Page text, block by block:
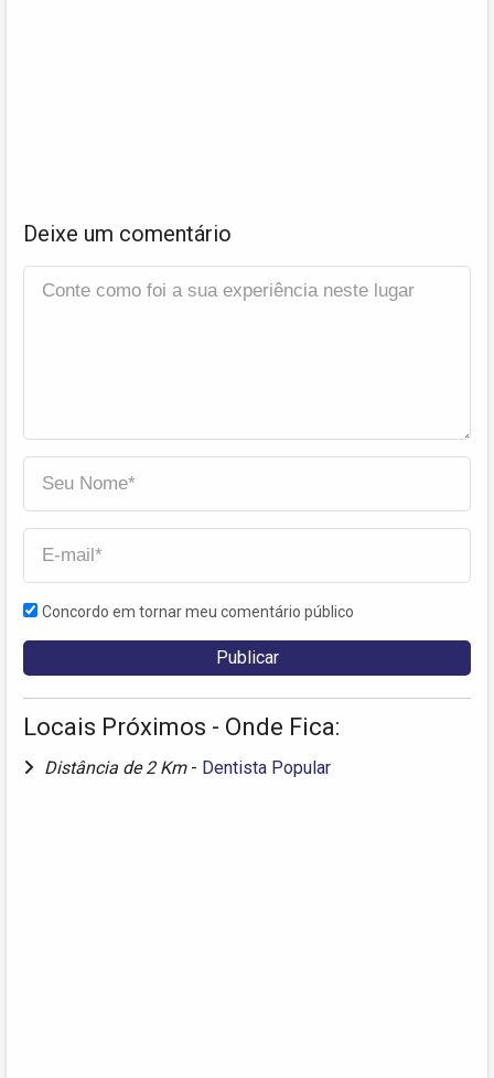
Deixe um comentário
Concordo em tornar meu comentário público
Locais Próximos - Onde Fica:
Distância de 2 Km - Dentista Popular